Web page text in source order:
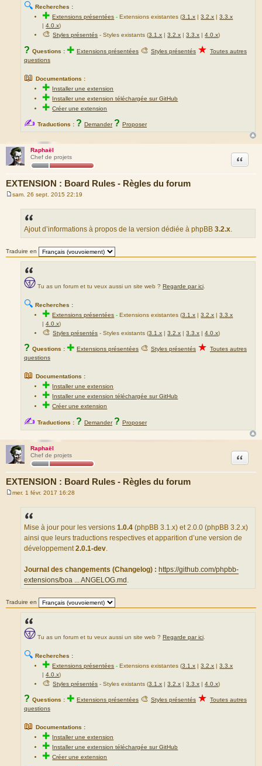
🔍 Recherches :
✚Extensions présentées -Extensions existantes (3.1.x |3.2.x |3.3.x
|4.0.x)
🎨Styles présentés - Styles existants (3.1.x |3.2.x |3.3.x |4.0.x)
? Questions : ✚ Extensions présentées 🎨 Styles présentés ★ Toutes autres
questions
📖 Documentations :
✚ Installer une extension
✚ Installer une extension téléchargée sur GitHub
✚Créer une extension
✍ Traductions : ? Demander ? Proposer
Raphaël
Chef de projets
EXTENSION : Board Rules - Règles du forum
Citation
sam. 26 sept. 2015 22:19
Ajout d’informations à propos de la version dédiée à phpBB 3.2.x
Traduire en
Tu as un forum et tu veux aussi un site web ? Regarde par ici
🔍 Recherches :
✚Extensions présentées -Extensions existantes (3.1.x |3.2.x |3.3.x
|4.0.x)
🎨Styles présentés - Styles existants (3.1.x |3.2.x |3.3.x |4.0.x)
? Questions : ✚ Extensions présentées 🎨 Styles présentés ★ Toutes autres
questions
📖 Documentations :
✚ Installer une extension
✚ Installer une extension téléchargée sur GitHub
✚Créer une extension
✍ Traductions : ? Demander ? Proposer
Raphaël
Chef de projets
EXTENSION : Board Rules - Règles du forum
Citation
mer. 1 févr. 2017 16:28
Mise à jour pour les versions 1.0.4 (phpBB 3.1.x) et 2.0.0 (phpBB 3.2.x)
ainsi que leurs traductions respectives et apparition d’une version de
développement 2.0.1-dev
Journal des changements (Changelog) : https://github.com/phpbb-
extensions/boa ... ANGELOG.md
Traduire en
Tu as un forum et tu veux aussi un site web ? Regarde par ici
🔍 Recherches :
✚Extensions présentées -Extensions existantes (3.1.x |3.2.x |3.3.x
|4.0.x)
🎨Styles présentés - Styles existants (3.1.x |3.2.x |3.3.x |4.0.x)
? Questions : ✚ Extensions présentées 🎨 Styles présentés ★ Toutes autres
questions
📖 Documentations :
✚ Installer une extension
✚ Installer une extension téléchargée sur GitHub
✚Créer une extension